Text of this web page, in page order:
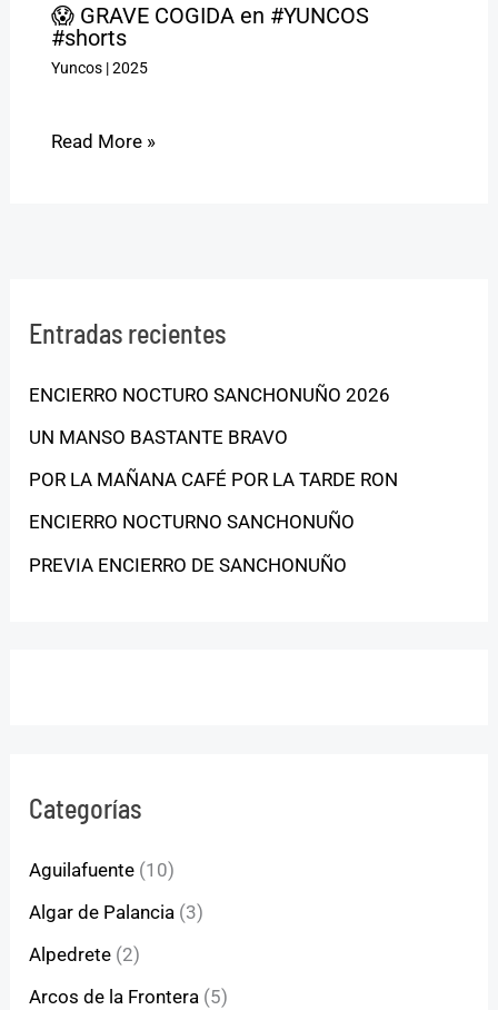
😱 GRAVE COGIDA en #YUNCOS
#shorts
Yuncos|2025
Read More »
Entradas recientes
ENCIERRO NOCTURO SANCHONUÑO 2026
UN MANSO BASTANTE BRAVO
POR LA MAÑANA CAFÉ POR LA TARDE RON
ENCIERRO NOCTURNO SANCHONUÑO
PREVIA ENCIERRO DE SANCHONUÑO
Categorías
Aguilafuente (10)
Algar de Palancia (3)
Alpedrete (2)
Arcos de la Frontera (5)